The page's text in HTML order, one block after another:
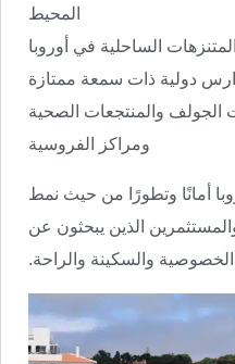
المحيط
الساحلية في أوروبا
دولية ذات سمعة ممتازة
الجولف والمنتجعات الصحية
ومراكز الفروسية
أمانًا وتطورًا من حيث نمط
والمستثمرين الذين يبحثون عن
الخصوصية والسكينة والراحة.